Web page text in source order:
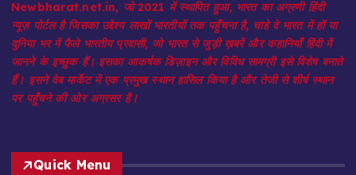
Newbharat.net.in, जो 2021 में स्थापित हुआ, भारत का अग्रणी हिंदी
न्यूज़ पोर्टल है जिसका उद्देश्य लाखों भारतीयों तक पहुँचना है, चाहे वे भारत में हों या
दुनिया भर में फैले भारतीय प्रवासी, जो भारत से जुड़ी ख़बरें और कहानियाँ हिंदी में
जानने के इच्छुक हैं। इसका आकर्षक डिज़ाइन और विविध सामग्री इसे विशेष बनाते
हैं। इसने वेब मार्केट में एक प्रमुख स्थान हासिल किया है और तेजी से शीर्ष स्थान
पर पहुँचने की ओर अग्रसर है।
Quick Menu